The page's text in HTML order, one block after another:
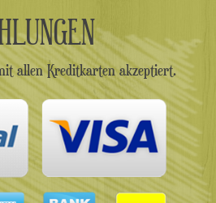
allen Kreditkarten akzeptiert.